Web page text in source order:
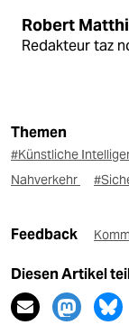
Robert
Redakteur taz
Themen
#Künstliche
Nahverkehr
Feedback
Diesen Artikel